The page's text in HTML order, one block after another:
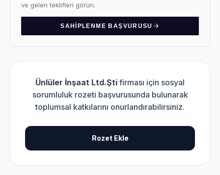
Ünlüler İnşaat Ltd.Şti firması için sosyal
sorumluluk rozeti başvurusunda bulunarak
toplumsal katkılarını onurlandırabilirsiniz.
Rozet Ekle
ve gelen teklifleri görün.
SAHIPLENME BAŞVURUSU